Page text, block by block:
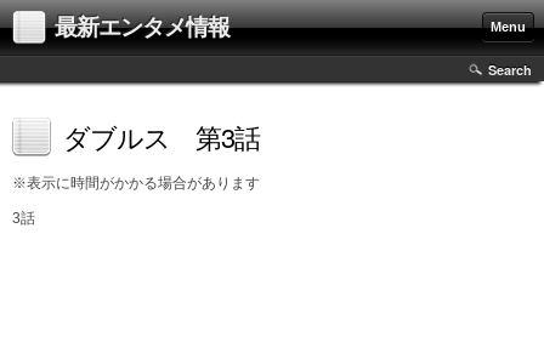
最新エンタメ情報 Menu
Search
ダブルス 第3話
※表示に時間がかかる場合があります
3話